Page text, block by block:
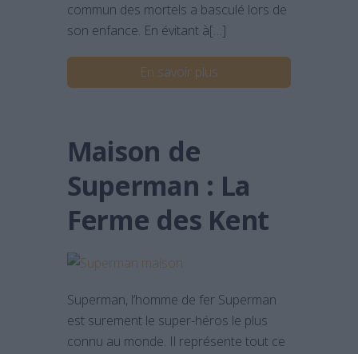
commun des mortels a basculé lors de
son enfance. En évitant à[…]
En savoir plus
Maison de
Superman : La
Ferme des Kent
Superman, l’homme de fer Superman
est surement le super-héros le plus
connu au monde. Il représente tout ce